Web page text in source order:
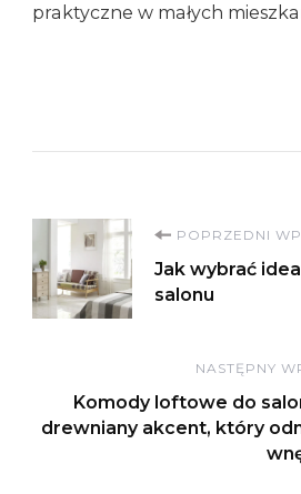
praktyczne w małych
Nawigacja
wpisu
POPRZEDNI
Jak wybrać
salonu
NASTĘPNY
Komody loftowe do
drewniany akcent, który